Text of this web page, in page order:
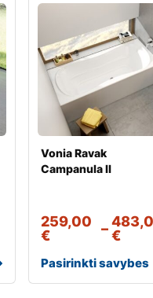
Vonia Ravak
Campanula II
259,00
€
– €
Pasirinkti savybes